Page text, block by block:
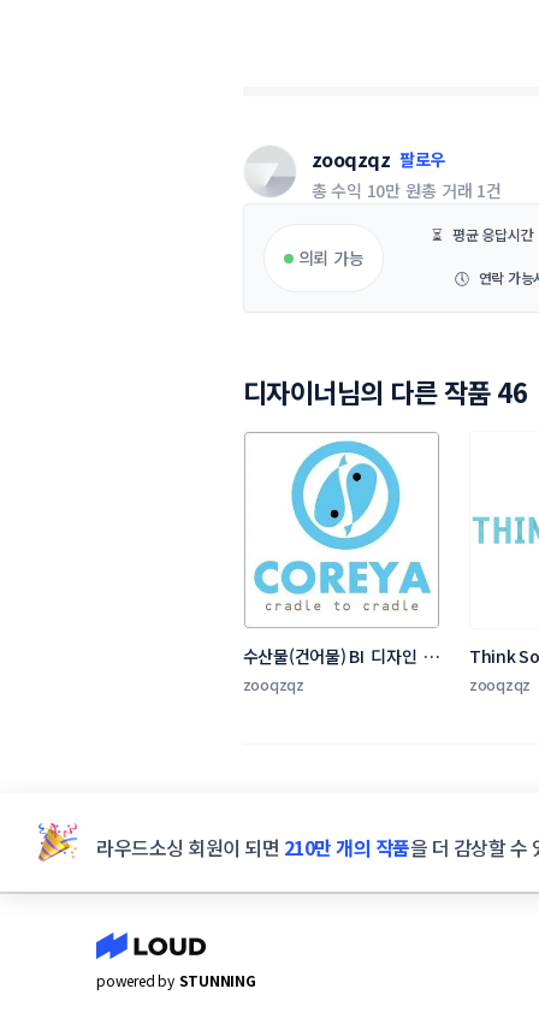
zooqzqz 팔로우
총 수익 10만 원총 거래 1건
의뢰 가능
⏳ 평균 응답시간
🕔 연락 가능
디자이너님의 다른 작품 46
수산물(건어물) BI  디자인  의
뢰
zooqzqz
Think
자인 의뢰
zooqzqz
라우드소싱 회원이 되면 210만 개의 작품을 더 감상할 수
powered by STUNNING